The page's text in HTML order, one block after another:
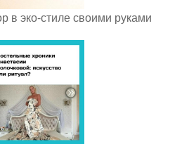
в эко-стиле своими руками